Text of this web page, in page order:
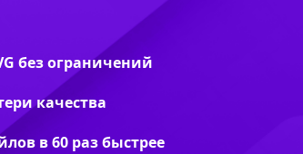
без ограничений
качества
в 60 раз быстрее